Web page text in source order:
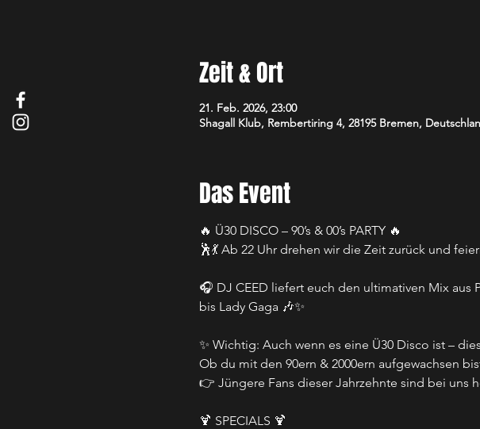
Zeit & Ort
21. Feb. 2026, 23:00
Shagall Klub, Rembertiring 4, 28195 Bremen,
Das Event
🔥 Ü30 DISCO – 90’s & 00’s PARTY 🔥
🕺💃 Ab 22 Uhr drehen wir die Zeit zurück und
🎧 DJ CEED liefert euch den ultimativen Mix aus
bis Lady Gaga 🎶✨
✨ Wichtig: Auch wenn es eine Ü30 Disco ist –
Ob du mit den 90ern & 2000ern aufgewachsen
👉 Jüngere Fans dieser Jahrzehnte sind bei uns
🍹 SPECIALS 🍹